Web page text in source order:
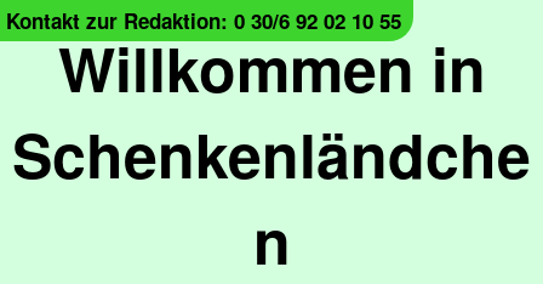
Willkommen in
Schenkenländche
n
Kontakt zur Redaktion: 0 30/6 92 02 10 55